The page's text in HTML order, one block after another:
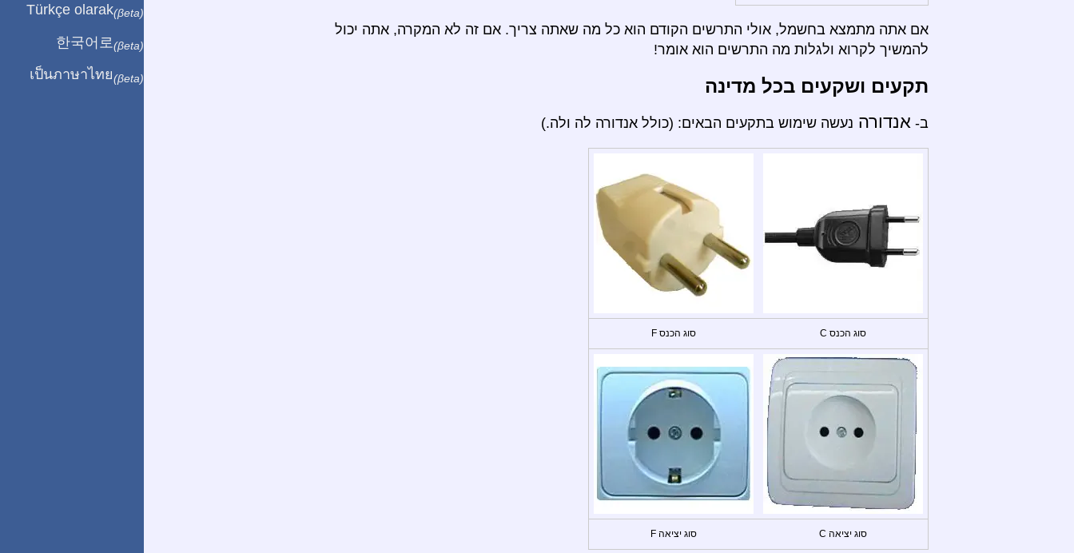
אם אתה מתמצא בחשמל, אולי התרשים הקודם הוא כל מה שאתה צריך. אם זה לא המקרה, אתה יכול
להמשיך לקרוא ולגלות מה התרשים הוא אומר!
תקעים ושקעים בכל מדינה
ב- אנדורה נעשה שימוש בתקעים הבאים: (כולל אנדורה לה ולה.)
סוג הכנס C סוג הכנס F
סוג יציאה C סוג יציאה F
Türkçe olarak(βeta)
한국어로 (βeta)
เป็นภาษาไทย(βeta)